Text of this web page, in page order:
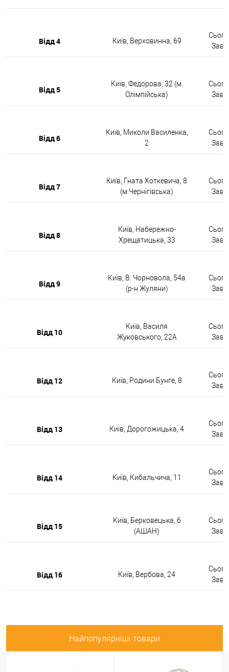
Відд 4 Київ, Верховинна, 69
Відд 5
Київ, Федорова, 32 (м.
Олімпійська)
Відд 6
Київ, Миколи Василенка,
2
Відд 7
Київ, Гната Хоткевича, 8
(м.Чернігівська)
Відд 8
Київ, Набережно-
Хрещатицька, 33
Відд 9
Київ, В. Чорновола, 54а
(р-н Жуляни)
Відд 10
Київ, Василя
Жуковського, 22А
Відд 12 Київ, Родини Бунге, 8
Відд 13 Київ, Дорогожицька, 4
Відд 14 Київ, Кибальчича, 11
Відд 15
Київ, Берковецька, 6
(АШАН)
Відд 16 Київ, Вербова, 24
Найпопулярніші товари